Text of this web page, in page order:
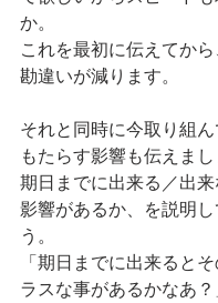
か。
これを最初に伝えてか
勘違いが減ります。
それと同時に今取り組
もたらす影響も伝えまし
期日までに出来る／出
影響があるか、を説明し
う。
「期日までに出来ると
ラスな事があるかなあ